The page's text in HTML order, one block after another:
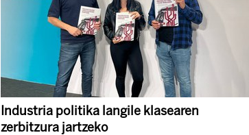
Industria politika langile klasearen
zerbitzura jartzeko